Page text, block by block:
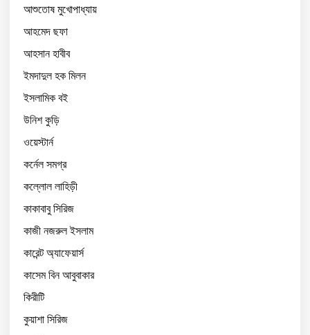
আশুতোষ মুখোপাধ্যায়
আহমেদ ছফা
আহসান হাবীব
ইমদাদুল হক মিলন
ইসলামিক বই
উনিশ কুড়ি
ওয়েস্টার্ন
কর্নেল সমগ্র
কল্লোল লাহিড়ী
কাকাবাবু সিরিজ
কাজী নজরুল ইসলাম
কারেন্ট অ্যাফেয়ার্স
কাসেম বিন আবুবাকার
কিরীটি
কুয়াশা সিরিজ